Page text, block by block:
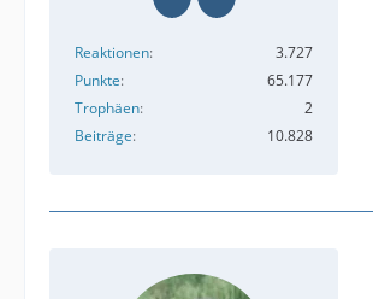
Reaktionen
3.727
Punkte
65.177
Trophäen
2
Beiträge
10.828